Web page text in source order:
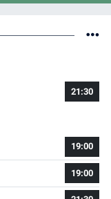
21:30
19:00
19:00